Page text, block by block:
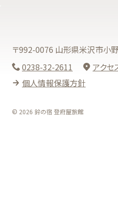
〒992-0076 山形県米沢市小
0238-32-2611
アクセ
個人情報保護方針
© 2026 鈴の宿 登府屋旅館